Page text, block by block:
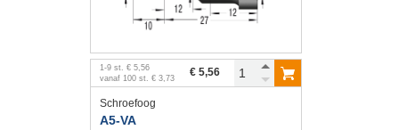
1 -9 st. € 5,56
vanaf 100 st. € 3,73 € 5,56
Schroefoog
A5-VA